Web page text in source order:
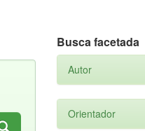
Busca facetada
Autor
Orientador